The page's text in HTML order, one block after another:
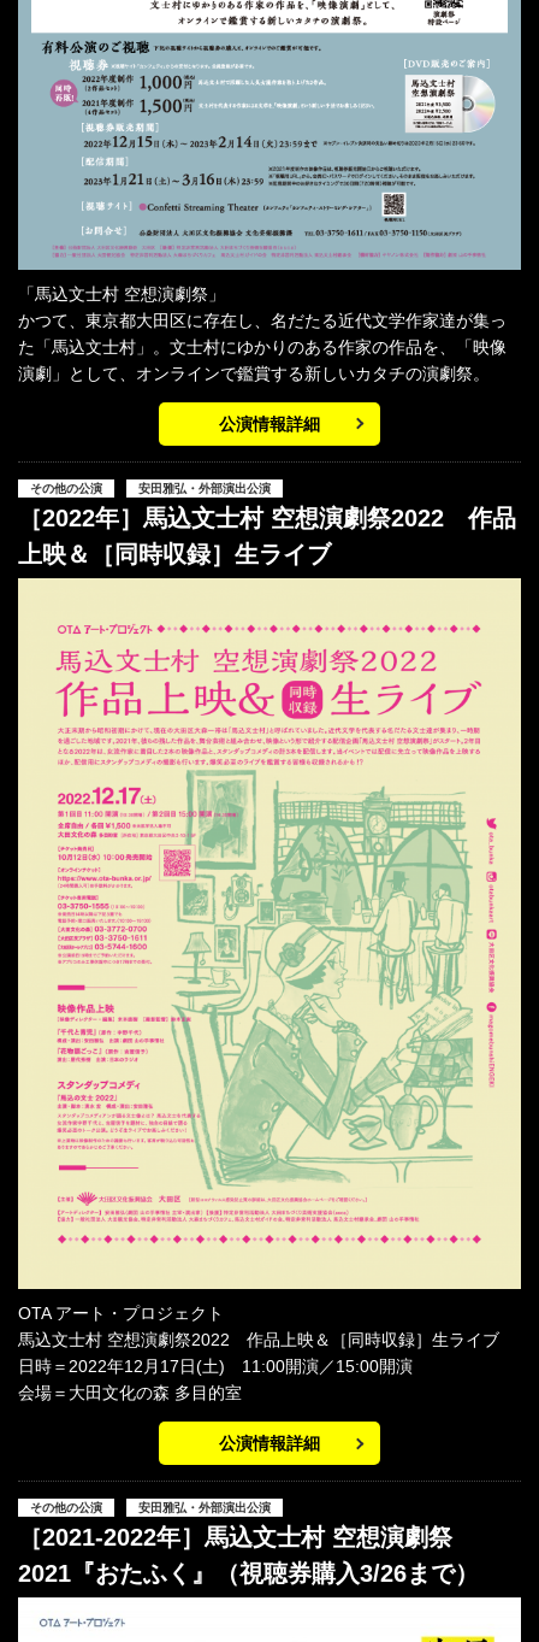
「馬込文士村 空想演劇祭」
かつて、東京都大田区に存在し、名だたる近代文学作家達が集っ
た「馬込文士村」。文士村にゆかりのある作家の作品を、「映像
演劇」として、オンラインで鑑賞する新しいカタチの演劇祭。
公演情報詳細
その他の公演 安田雅弘・外部演出公演
［2022年］馬込文士村 空想演劇祭2022 作品
上映＆［同時収録］生ライブ
OTA アート・プロジェクト
馬込文士村 空想演劇祭2022 作品上映＆［同時収録］生ライブ
日時＝2022年12月17日(土) 11:00開演／15:00開演
会場＝大田文化の森 多目的室
公演情報詳細
その他の公演 安田雅弘・外部演出公演
［2021-2022年］馬込文士村 空想演劇祭
2021『おたふく』（視聴券購入3/26まで）